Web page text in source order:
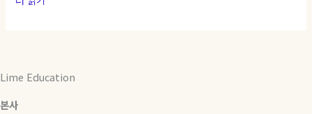
국
·
Lime Education
본사